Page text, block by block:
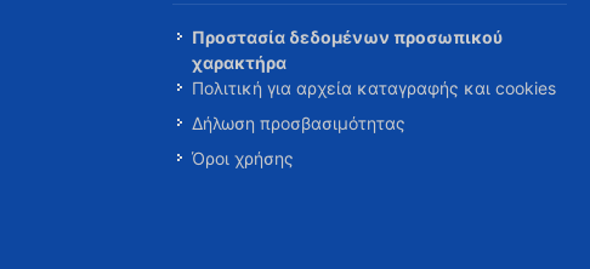
Προστασία δεδομένων προσωπικού
χαρακτήρα
Πολιτική για αρχεία καταγραφής και cookies
Δήλωση προσβασιμότητας
Όροι χρήσης